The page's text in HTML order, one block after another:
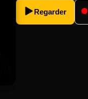
Regarder